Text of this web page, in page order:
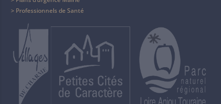
Professionnels de Santé